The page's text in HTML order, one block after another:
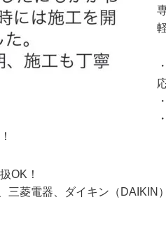
OK！
三菱電器、ダイキン（DAIKIN